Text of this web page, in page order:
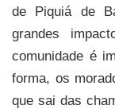
de Piquiá de
grandes
comunidade é
forma, os
que sai das